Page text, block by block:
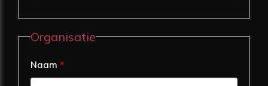
Organisatie
Naam *